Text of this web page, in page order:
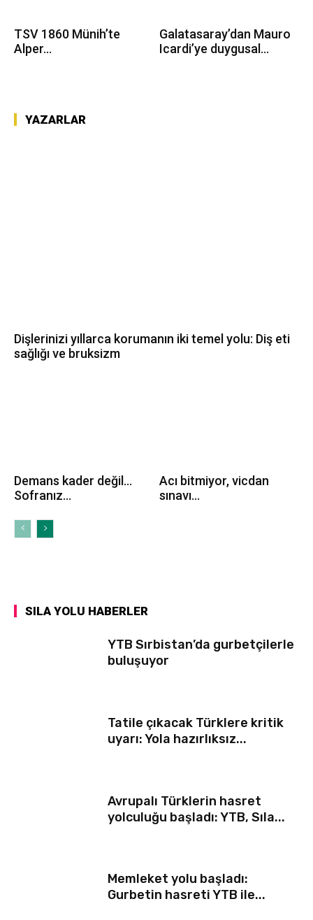
TSV 1860 Münih’te
Alper...
Galatasaray’dan Mauro
Icardi’ye duygusal...
YAZARLAR
Dişlerinizi yıllarca korumanın iki temel yolu: Diş eti
sağlığı ve bruksizm
Demans kader değil…
Sofranız...
Acı bitmiyor, vicdan
sınavı...
SILA YOLU HABERLER
YTB Sırbistan’da gurbetçilerle
buluşuyor
Tatile çıkacak Türklere kritik
uyarı: Yola hazırlıksız...
Avrupalı Türklerin hasret
yolculuğu başladı: YTB, Sıla...
Memleket yolu başladı:
Gurbetin hasreti YTB ile...